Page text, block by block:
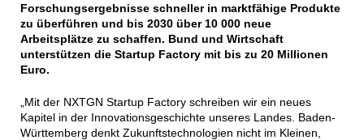
Forschungsergebnisse schneller in marktfähige Produkte
zu überführen und bis 2030 über 10 000 neue
Arbeitsplätze zu schaffen. Bund und Wirtschaft
unterstützen die Startup Factory mit bis zu 20 Millionen
Euro.
„Mit der NXTGN Startup Factory schreiben wir ein neues
Kapitel in der Innovationsgeschichte unseres Landes. Baden-
Württemberg denkt Zukunftstechnologien nicht im Kleinen,